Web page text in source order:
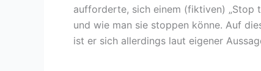
aufforderte, sich einem (fiktiven) „Stop
und wie man sie stoppen könne. Auf
ist er sich allerdings laut eigener